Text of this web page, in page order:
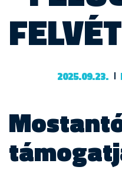
2025.09.23.